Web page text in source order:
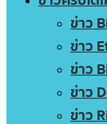
ข่าว
ข่าว
ข่าว
ข่าว
ข่าว